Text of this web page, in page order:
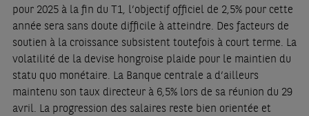
pour 2025 à la fin du T1, l’objectif officiel de 2,5% pour cette
année sera sans doute difficile à atteindre. Des facteurs de
soutien à la croissance subsistent toutefois à court terme. La
volatilité de la devise hongroise plaide pour le maintien du
statu quo monétaire. La Banque centrale a d’ailleurs
maintenu son taux directeur à 6,5% lors de sa réunion du 29
avril. La progression des salaires reste bien orientée et